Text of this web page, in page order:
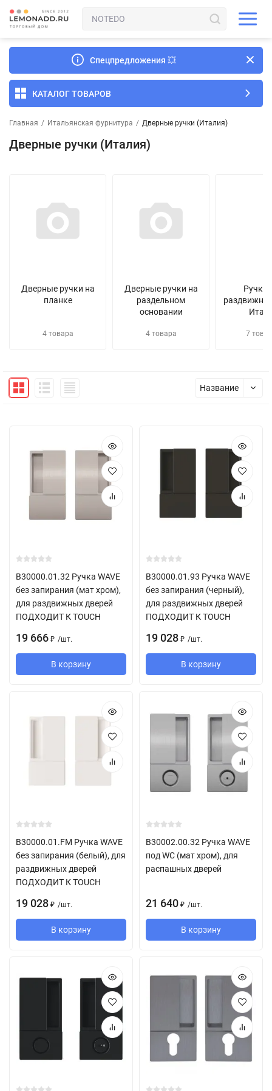
Спецпредложения 💥
КАТАЛОГ ТОВАРОВ
Главная / Итальянская фурнитура / Дверные ручки (Италия)
Дверные ручки (Италия)
Дверные ручки на
планке
4 товара
Дверные ручки на
раздельном
основании
4 товара
Ручки
7
Название
B30000.01.32 Ручка WAVE
без запирания (мат хром),
для раздвижных дверей
ПОДХОДИТ К TOUCH
19 666 ₽ /шт.
В корзину
B30000.01.93 Ручка WAVE
без запирания (черный),
для раздвижных дверей
ПОДХОДИТ К TOUCH
19 028 ₽ /шт.
В корзину
B30000.01.FM Ручка WAVE
без запирания (белый), для
раздвижных дверей
ПОДХОДИТ К TOUCH
19 028 ₽ /шт.
В корзину
B30002.00.32 Ручка WAVE
под WC (мат хром), для
распашных дверей
21 640 ₽ /шт.
В корзину